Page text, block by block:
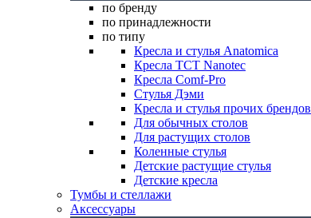
по бренду
по принадлежности
по типу
Кресла и стулья Anatomica
Кресла TCT Nanotec
Кресла Comf-Pro
Стулья Дэми
Кресла и стулья прочих брендов
Для обычных столов
Для растущих столов
Коленные стулья
Детские растущие стулья
Детские кресла
Тумбы и стеллажи
Аксессуары